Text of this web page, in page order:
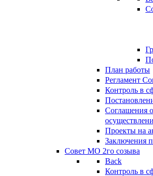
План работы
Регламент
Контроль в
Соглашения
Проекты на
Заключения
Совет МО 2го созыва
Back
Контроль в